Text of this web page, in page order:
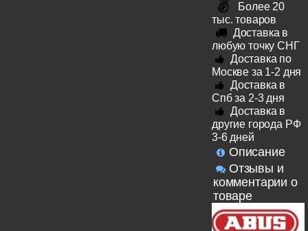
Более 20
тыс. товаров
Доставка в
любую точку СНГ
Доставка по
Москве за 1-2 дня
Доставка в
Спб за 2-3 дня
Доставка в
другие города РФ
3-6 дней
Описание
Отзывы и
комментарии о
товаре